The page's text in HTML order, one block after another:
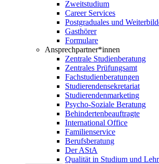
Zweitstudium
Career Services
Postgraduales und
Gasthörer
Formulare
Ansprechpartner*innen
Zentrale Studienberatung
Zentrales Prüfungsamt
Fachstudienberatungen
Studierendensekretariat
Studierendenmarketing
Psycho-Soziale Beratung
Behindertenbeauftragte
International Office
Familienservice
Berufsberatung
Der AStA
Qualität in Studium und